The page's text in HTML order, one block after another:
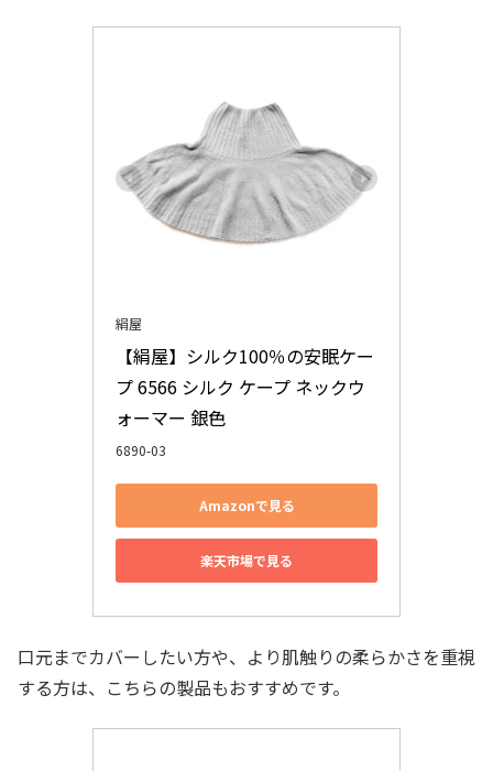
絹屋
【絹屋】シルク100％の安眠ケー
プ 6566 シルク ケープ ネックウ
ォーマー 銀色
6890-03
Amazonで見る
楽天市場で見る
口元までカバーしたい方や、より肌触りの柔らかさを重視
する方は、こちらの製品もおすすめです。